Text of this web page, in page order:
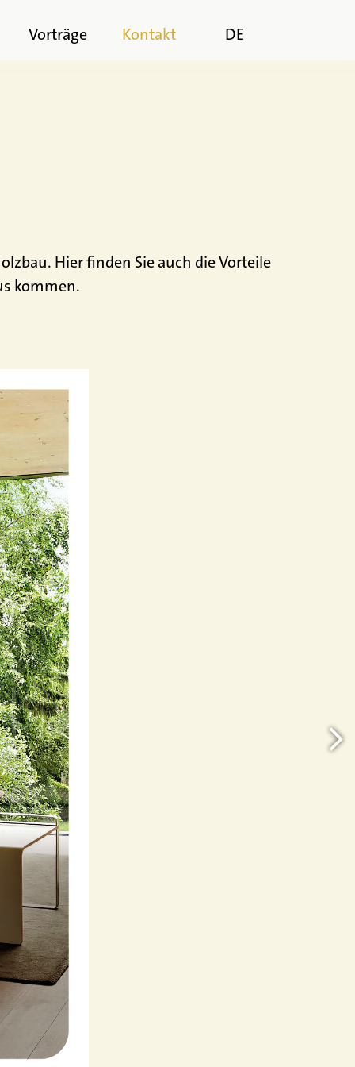
Vorträge Kontakt DE
Hier finden Sie auch die Vorteile
kommen.